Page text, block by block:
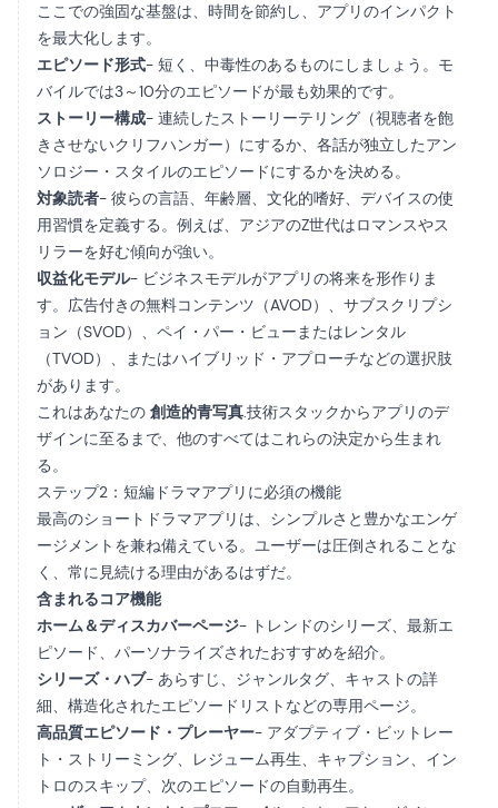
ここでの強固な基盤は、時間を節約し、アプリのインパクト
を最大化します。
エピソード形式- 短く、中毒性のあるものにしましょう。モ
バイルでは3～10分のエピソードが最も効果的です。
ストーリー構成- 連続したストーリーテリング（視聴者を飽
きさせないクリフハンガー）にするか、各話が独立したアン
ソロジー・スタイルのエピソードにするかを決める。
対象読者- 彼らの言語、年齢層、文化的嗜好、デバイスの使
用習慣を定義する。例えば、アジアのZ世代はロマンスやス
リラーを好む傾向が強い。
収益化モデル- ビジネスモデルがアプリの将来を形作りま
す。広告付きの無料コンテンツ（AVOD）、サブスクリプシ
ョン（SVOD）、ペイ・パー・ビューまたはレンタル
（TVOD）、またはハイブリッド・アプローチなどの選択肢
があります。
これはあなたの 創造的青写真.技術スタックからアプリのデ
ザインに至るまで、他のすべてはこれらの決定から生まれ
る。
ステップ2：短編ドラマアプリに必須の機能
最高のショートドラマアプリは、シンプルさと豊かなエンゲ
ージメントを兼ね備えている。ユーザーは圧倒されることな
く、常に見続ける理由があるはずだ。
含まれるコア機能
ホーム＆ディスカバーページ- トレンドのシリーズ、最新エ
ピソード、パーソナライズされたおすすめを紹介。
シリーズ・ハブ- あらすじ、ジャンルタグ、キャストの詳
細、構造化されたエピソードリストなどの専用ページ。
高品質エピソード・プレーヤー- アダプティブ・ビットレー
ト・ストリーミング、レジューム再生、キャプション、イン
トロのスキップ、次のエピソードの自動再生。